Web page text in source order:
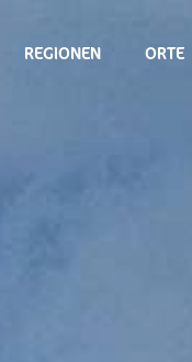
REGIONEN ORTE